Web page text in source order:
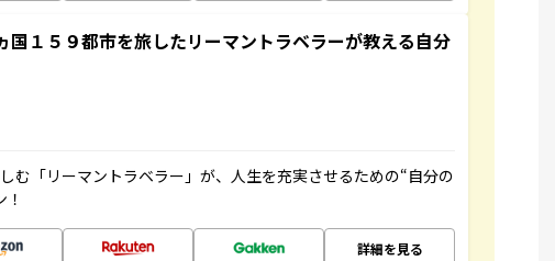
１５９都市を旅したリーマントラベラーが教える自分
む「リーマントラベラー」が、人生を充実させるための“自分の
詳細を見る